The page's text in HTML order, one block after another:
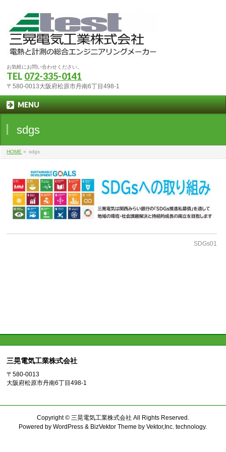
お気軽にお問い合わせください。
TEL 072-335-0141
〒580-0013大阪府松原市丹南6丁目498-1
MENU
sdgs
HOME » sdgs
SDGs01
三晃電気工業株式会社
〒580-0013
大阪府松原市丹南6丁目498-1
Copyright © 三晃電気工業株式会社 All Rights Reserved.
Powered byWordPress & BizVektor Theme byVektor,Inc. technology.